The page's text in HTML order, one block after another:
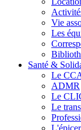
Vie
Les
Santé &
Le
ADMR
Le
Le